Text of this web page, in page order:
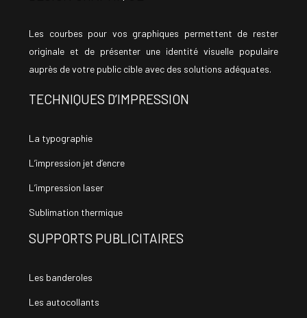
Les courbes pour vos graphiques permettent de rester
originale et de présenter une identité visuelle populaire
auprès de votre public cible avec des solutions adéquates.
TECHNIQUES D’IMPRESSION
La typographie
L’impression jet d’encre
L’impression laser
Sublimation thermique
SUPPORTS PUBLICITAIRES
Les banderoles
Les autocollants